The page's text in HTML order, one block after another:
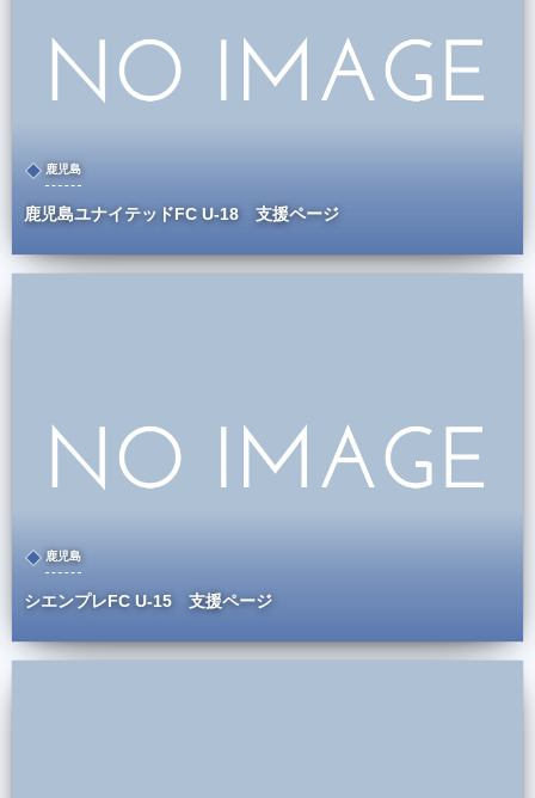
鹿児島
鹿児島ユナイテッドFC U-18 支援ページ
鹿児島
シエンプレFC U-15 支援ページ